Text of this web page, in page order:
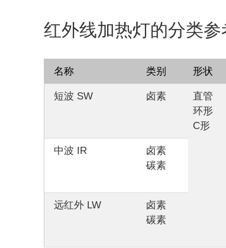
红外线加热灯的分类参
名称 类别 形状
短波 SW 卤素
直管
环形
C形
中波 IR
卤素
碳素
远红外 LW
卤素
碳素